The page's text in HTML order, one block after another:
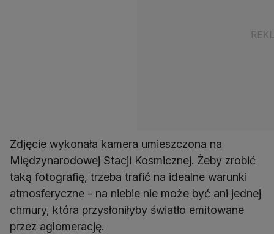
Zdjęcie wykonała kamera umieszczona na
Międzynarodowej Stacji Kosmicznej. Żeby zrobić
taką fotografię, trzeba trafić na idealne warunki
atmosferyczne - na niebie nie może być ani jednej
chmury, która przysłoniłyby światło emitowane
przez aglomerację.